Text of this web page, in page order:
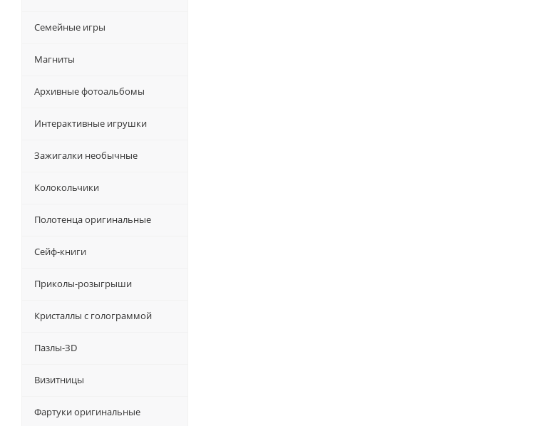
Семейные игры
Магниты
Архивные фотоальбомы
Интерактивные игрушки
Зажигалки необычные
Колокольчики
Полотенца оригинальные
Сейф-книги
Приколы-розыгрыши
Кристаллы с голограммой
Пазлы-ЗD
Визитницы
Фартуки оригинальные